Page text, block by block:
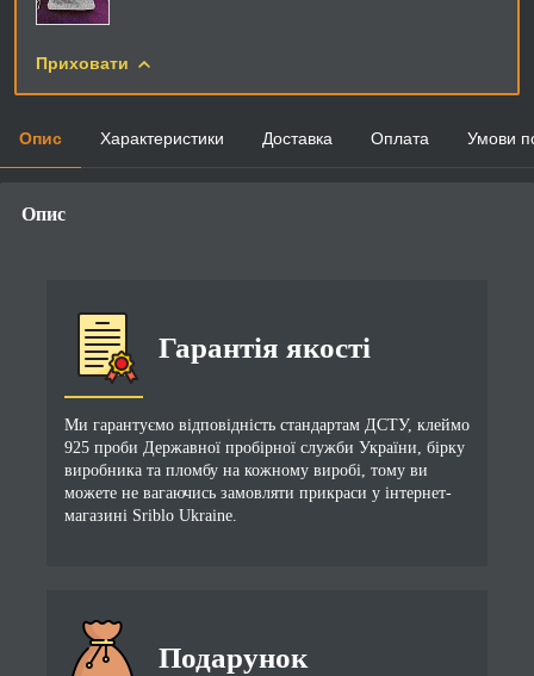
Приховати
Опис Характеристики Доставка Оплата Умови
Опис
Гарантія якості
Ми гарантуємо відповідність стандартам ДСТУ, клеймо
925 проби Державної пробірної служби України, бірку
виробника та пломбу на кожному виробі, тому ви
можете не вагаючись замовляти прикраси у інтернет-
магазині Sriblo Ukraine.
Подарунок